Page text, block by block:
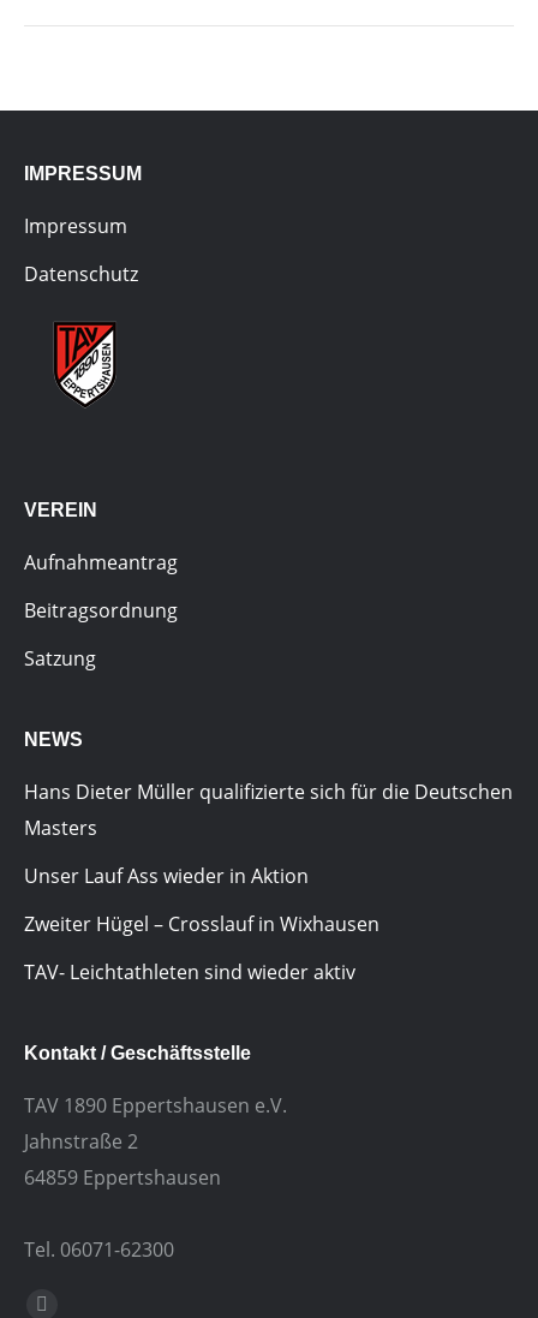
IMPRESSUM
Impressum
Datenschutz
VEREIN
Aufnahmeantrag
Beitragsordnung
Satzung
NEWS
Hans Dieter Müller qualifizierte sich für die Deutschen
Masters
Unser Lauf Ass wieder in Aktion
Zweiter Hügel – Crosslauf in Wixhausen
TAV- Leichtathleten sind wieder aktiv
Kontakt / Geschäftsstelle
TAV 1890 Eppertshausen e.V.
Jahnstraße 2
64859 Eppertshausen
Tel. 06071-62300
Finden Sie uns auf: